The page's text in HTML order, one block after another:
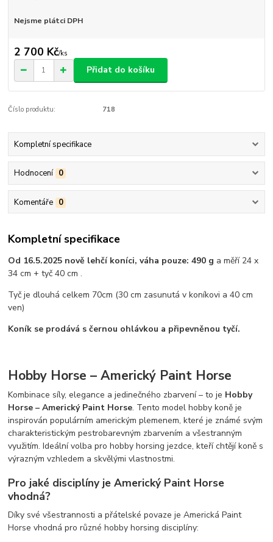
Nejsme plátci DPH
2 700 Kč/ks
Přidat do košíku
Číslo produktu: 718
Kompletní specifikace
Hodnocení 0
Komentáře 0
Kompletní specifikace
Od 16.5.2025 nově lehčí koníci, váha pouze: 490 g a měří 24 x
34 cm + tyč 40 cm .
Tyč je dlouhá celkem 70cm (30 cm zasunutá v koníkovi a 40 cm
ven)
Koník se prodává s černou ohlávkou a připevněnou tyčí.
Hobby Horse – Americký Paint Horse
Kombinace síly, elegance a jedinečného zbarvení – to je Hobby
Horse – Americký Paint Horse. Tento model hobby koně je
inspirován populárním americkým plemenem, které je známé svým
charakteristickým pestrobarevným zbarvením a všestranným
využitím. Ideální volba pro hobby horsing jezdce, kteří chtějí koně s
výrazným vzhledem a skvělými vlastnostmi.
Pro jaké disciplíny je Americký Paint Horse
vhodná?
Díky své všestrannosti a přátelské povaze je Americká Paint
Horse vhodná pro různé hobby horsing disciplíny: